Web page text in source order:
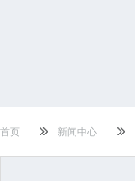
首页 新闻中心